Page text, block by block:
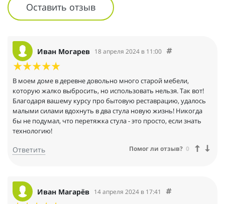
Оставить отзыв
Иван Могарев 18 апреля 2024 в 11:00
В моем доме в деревне довольно много старой мебели,
которую жалко выбросить, но использовать нельзя. Так вот!
Благодаря вашему курсу про бытовую реставрацию, удалось
малыми силами вдохнуть в два стула новую жизнь! Никогда
бы не подумал, что перетяжка стула - это просто, если знать
технологию!
Ответить Помог ли отзыв? 0
Иван Магарёв 14 апреля 2024 в 17:41